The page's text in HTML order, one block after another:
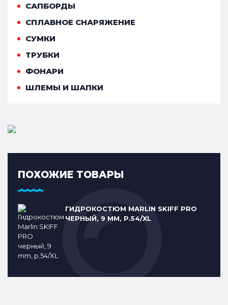
САПБОРДЫ
СПЛАВНОЕ СНАРЯЖЕНИЕ
СУМКИ
ТРУБКИ
ФОНАРИ
ШЛЕМЫ И ШАПКИ
ПОХОЖИЕ ТОВАРЫ
ГИДРОКОСТЮМ MARLIN SKIFF PRO
ЧЕРНЫЙ, 9 MM, Р.54/XL